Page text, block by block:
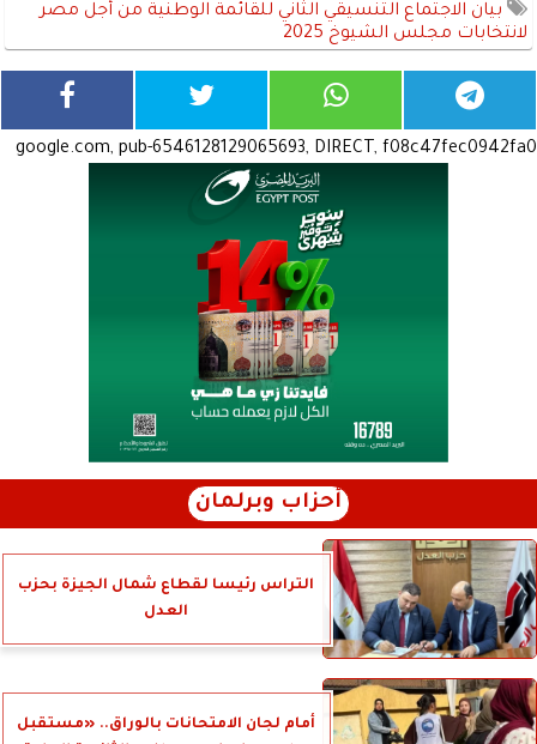
بيان الاجتماع التنسيقي الثاني للقائمة الوطنية من أجل مصر
لانتخابات مجلس الشيوخ 2025
google.com, pub-6546128129065693, DIRECT, f08c47fec0942fa0
أحزاب وبرلمان
التراس رئيسا لقطاع شمال الجيزة بحزب
العدل
أمام لجان الامتحانات بالوراق.. «مستقبل